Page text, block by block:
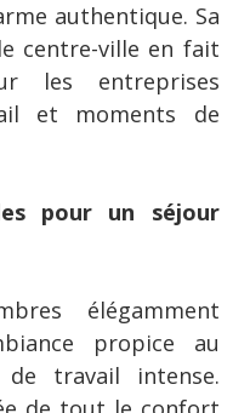
authentique. Sa
centre-ville en fait
les entreprises
et moments de
pour un séjour
élégamment
propice au
travail intense.